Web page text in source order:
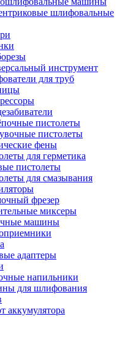
шлифовальные
инструмент
для труб
пистолеты
пистолеты
фены
для герметика
пистолеты
для смазывания
фрезер
миксеры
машины
адаптеры
напильники
для шлифования
аккумулятора